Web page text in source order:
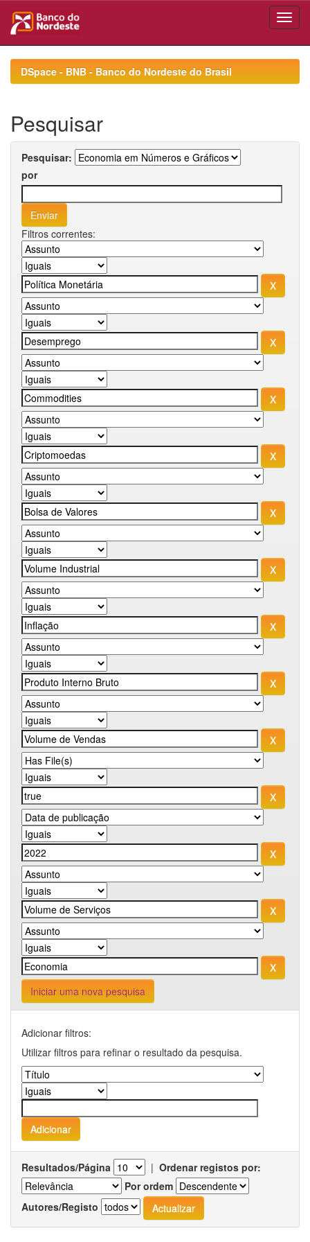
navigationDSpace - BNB - Banco do Nordeste do Brasil
Pesquisar
Pesquisar:
por
Filtros correntes:
Iniciar uma nova pesquisa
Adicionar filtros:
Utilizar filtros para refinar o resultado da pesquisa.
Resultados/Página | Ordenar registos por:
Por ordem
Autores/Registo